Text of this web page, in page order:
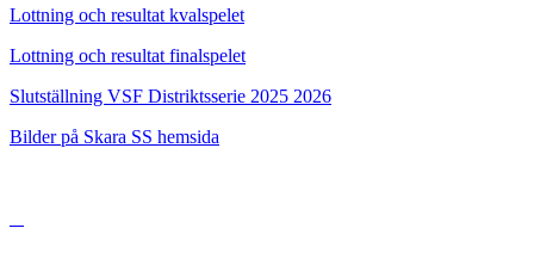
Lottning och resultat kvalspelet
Lottning och resultat finalspelet
Slutställning VSF Distriktsserie 2025 2026
Bilder på Skara SS hemsida